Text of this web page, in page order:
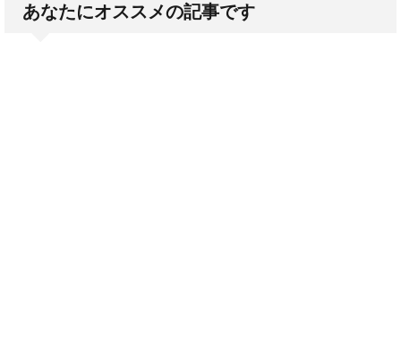
あなたにオススメの記事です